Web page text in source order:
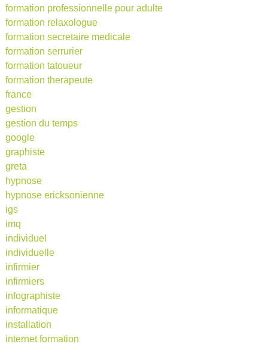
formation professionnelle pour adulte
formation relaxologue
formation secretaire medicale
formation serrurier
formation tatoueur
formation therapeute
france
gestion
gestion du temps
google
graphiste
greta
hypnose
hypnose ericksonienne
igs
imq
individuel
individuelle
infirmier
infirmiers
infographiste
informatique
installation
internet formation